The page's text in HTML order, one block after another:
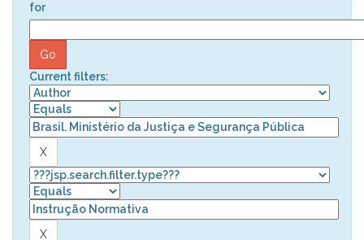
for
Current filters: